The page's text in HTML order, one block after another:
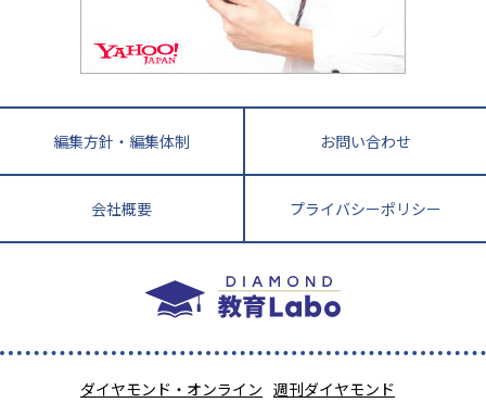
長崎県 熊本県
鹿児島県 沖縄県
教育ジャーナリストが徹底解説！ 大学受験の羅
編集方針・編集体制 お問い合わせ
会社概要 プライバシーポリシー
ダイヤモンド・オンライン 週刊ダイヤモンド